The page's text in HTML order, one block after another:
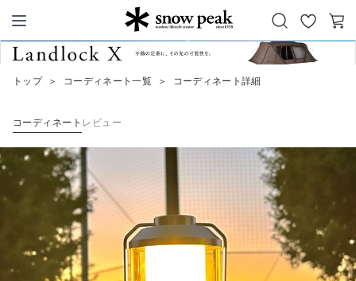
Snow Peak
お
気
カ
トップ ＞ コーディネート一覧 ＞ コーディネート詳細
コーディネート レビュー